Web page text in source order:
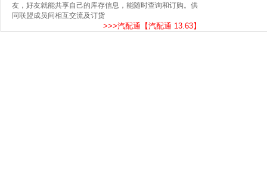
友，好友就能共享自己的库存信息，能随时查询和订购。供
同联盟成员间相互交流及订货
>>>汽配通【汽配通 13.63】